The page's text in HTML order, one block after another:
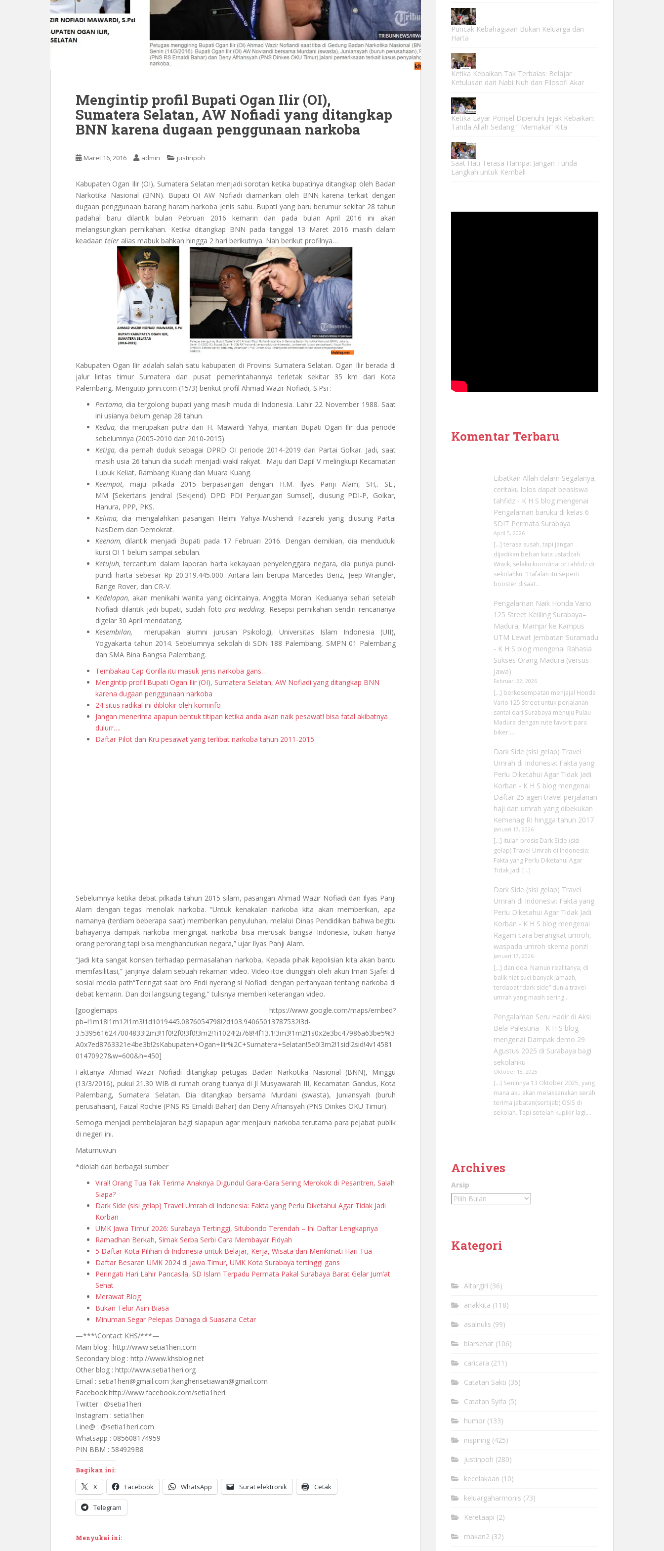
Mengintip profil Bupati Ogan Ilir (OI),
Sumatera Selatan, AW Nofiadi yang ditangkap
BNN karena dugaan penggunaan narkoba
Maret 16, 2016 admin justinpoh
Kabupaten Ogan Ilir (OI), Sumatera Selatan menjadi sorotan ketika bupatinya ditangkap oleh Badan
Narkotika Nasional (BNN). Bupati OI AW Nofiadi diamankan oleh BNN karena terkait dengan
dugaan penggunaan barang haram narkoba jenis sabu. Bupati yang baru berumur sekitar 28 tahun
padahal baru dilantik bulan Pebruari 2016 kemarin dan pada bulan April 2016 ini akan
melangsungkan pernikahan. Ketika ditangkap BNN pada tanggal 13 Maret 2016 masih dalam
keadaan teler alias mabuk bahkan hingga 2 hari berikutnya. Nah berikut profilnya…
Kabupaten Ogan Ilir adalah salah satu kabupaten di Provinsi Sumatera Selatan. Ogan Ilir berada di
jalur lintas timur Sumatera dan pusat pemerintahannya terletak sekitar 35 km dari Kota
Palembang. Mengutip jpnn.com (15/3) berikut profil Ahmad Wazir Nofiadi, S.Psi :
Pertama, dia tergolong bupati yang masih muda di Indonesia. Lahir 22 November 1988. Saat
ini usianya belum genap 28 tahun.
Kedua, dia merupakan putra dari H. Mawardi Yahya, mantan Bupati Ogan Ilir dua periode
sebelumnya (2005-2010 dan 2010-2015).
Ketiga, dia pernah duduk sebagai DPRD OI periode 2014-2019 dari Partai Golkar. Jadi, saat
masih usia 26 tahun dia sudah menjadi wakil rakyat. Maju dari Dapil V melingkupi Kecamatan
Lubuk Keliat, Rambang Kuang dan Muara Kuang.
Keempat, maju pilkada 2015 berpasangan dengan H.M. Ilyas Panji Alam, SH,. SE.,
MM [Sekertaris jendral (Sekjend) DPD PDI Perjuangan Sumsel], diusung PDI-P, Golkar,
Hanura, PPP, PKS.
Kelima, dia mengalahkan pasangan Helmi Yahya-Mushendi Fazareki yang diusung Partai
NasDem dan Demokrat.
Keenam, dilantik menjadi Bupati pada 17 Februari 2016. Dengan demikian, dia menduduki
kursi OI 1 belum sampai sebulan.
Ketujuh, tercantum dalam laporan harta kekayaan penyelenggara negara, dia punya pundi-
pundi harta sebesar Rp 20.319.445.000. Antara lain berupa Marcedes Benz, Jeep Wrangler,
Range Rover, dan CR-V.
Kedelapan, akan menikahi wanita yang dicintainya, Anggita Moran. Keduanya sehari setelah
Nofiadi dilantik jadi bupati, sudah foto pra wedding. Resepsi pernikahan sendiri rencananya
digelar 30 April mendatang.
Kesembilan, merupakan alumni jurusan Psikologi, Universitas Islam Indonesia (UII),
Yogyakarta tahun 2014. Sebelumnya sekolah di SDN 188 Palembang, SMPN 01 Palembang
dan SMA Bina Bangsa Palembang.
Tembakau Cap Gorilla itu masuk jenis narkoba gans…
Mengintip profil Bupati Ogan Ilir (OI), Sumatera Selatan, AW Nofiadi yang ditangkap BNN
karena dugaan penggunaan narkoba
24 situs radikal ini diblokir oleh kominfo
Jangan menerima apapun bentuk titipan ketika anda akan naik pesawat! bisa fatal akibatnya
dulurr….
Daftar Pilot dan Kru pesawat yang terlibat narkoba tahun 2011-2015
Sebelumnya ketika debat pilkada tahun 2015 silam, pasangan Ahmad Wazir Nofiadi dan Ilyas Panji
Alam dengan tegas menolak narkoba. “Untuk kenakalan narkoba kita akan memberikan, apa
namanya (terdiam beberapa saat) memberikan penyuluhan, melalui Dinas Pendidikan bahwa begitu
bahayanya dampak narkoba mengingat narkoba bisa merusak bangsa Indonesia, bukan hanya
orang perorang tapi bisa menghancurkan negara,” ujar Ilyas Panji Alam.
“Jadi kita sangat konsen terhadap permasalahan narkoba, Kepada pihak kepolisian kita akan bantu
memfasilitasi,” janjinya dalam sebuah rekaman video. Video itoe diunggah oleh akun Iman Sjafei di
sosial media path“Teringat saat bro Endi nyerang si Nofiadi dengan pertanyaan tentang narkoba di
debat kemarin. Dan doi langsung tegang,” tulisnya memberi keterangan video.
[googlemaps https://www.google.com/maps/embed?
pb=!1m18!1m12!1m3!1d1019445.0876054798!2d103.94065013787532!3d-
3.5395616247004833!2m3!1f0!2f0!3f0!3m2!1i1024!2i768!4f13.1!3m3!1m2!1s0x2e3bc47986a63be5%3
A0x7ed8763321e4be3b!2sKabupaten+Ogan+Ilir%2C+Sumatera+Selatan!5e0!3m2!1sid!2sid!4v14581
01470927&w=600&h=450]
Faktanya Ahmad Wazir Nofiadi ditangkap petugas Badan Narkotika Nasional (BNN), Minggu
(13/3/2016), pukul 21.30 WIB di rumah orang tuanya di Jl Musyawarah III, Kecamatan Gandus, Kota
Palembang, Sumatera Selatan. Dia ditangkap bersama Murdani (swasta), Juniansyah (buruh
perusahaan), Faizal Rochie (PNS RS Ernaldi Bahar) dan Deny Afriansyah (PNS Dinkes OKU Timur).
Semoga menjadi pembelajaran bagi siapapun agar menjauhi narkoba terutama para pejabat publik
di negeri ini.
Maturnuwun
*diolah dari berbagai sumber
Viral! Orang Tua Tak Terima Anaknya Digundul Gara-Gara Sering Merokok di Pesantren, Salah
Siapa?
Dark Side (sisi gelap) Travel Umrah di Indonesia: Fakta yang Perlu Diketahui Agar Tidak Jadi
Korban
UMK Jawa Timur 2026: Surabaya Tertinggi, Situbondo Terendah – Ini Daftar Lengkapnya
Ramadhan Berkah, Simak Serba Serbi Cara Membayar Fidyah
5 Daftar Kota Pilihan di Indonesia untuk Belajar, Kerja, Wisata dan Menikmati Hari Tua
Daftar Besaran UMK 2024 di Jawa Timur, UMK Kota Surabaya tertinggi gans
Peringati Hari Lahir Pancasila, SD Islam Terpadu Permata Pakal Surabaya Barat Gelar Jum’at
Sehat
Merawat Blog
Bukan Telur Asin Biasa
Minuman Segar Pelepas Dahaga di Suasana Cetar
—***\Contact KHS/***—
Main blog : http://www.setia1heri.com
Secondary blog : http://www.khsblog.net
Other blog : http://www.setia1heri.org
Email : setia1heri@gmail.com ;kangherisetiawan@gmail.com
Facebook:http://www.facebook.com/setia1heri
Twitter : @setia1heri
Instagram : setia1heri
Line@ : @setia1heri.com
Whatsapp : 085608174959
PIN BBM : 584929B8
Bagikan ini:
X Facebook WhatsApp Surat elektronik Cetak
Telegram
Menyukai ini:
Puncak Kebahagiaan Bukan Keluarga dan
Harta
Ketika Kebaikan Tak Terbalas: Belajar
Ketulusan dari Nabi Nuh dan Filosofi Akar
Ketika Layar Ponsel Dipenuhi Jejak Kebaikan:
Tanda Allah Sedang “ Memakai” Kita
Saat Hati Terasa Hampa: Jangan Tunda
Langkah untuk Kembali
Komentar Terbaru
Libatkan Allah dalam Segalanya,
ceritaku lolos dapat beasiswa
tahfidz - K H S blogmengenai
Pengalaman baruku di kelas 6
SDIT Permata Surabaya
April 5, 2026
[…] terasa susah, tapi jangan
dijadikan beban kata ustadzah
Wiwik, selaku koordinator tahfidz di
sekolahku. “Hafalan itu seperti
booster disaat…
Pengalaman Naik Honda Vario
125 Street Keliling Surabaya–
Madura, Mampir ke Kampus
UTM Lewat Jembatan Suramadu
- K H S blogmengenai Rahasia
Sukses Orang Madura (versus
Jawa)
Februari 22, 2026
[…] berkesempatan menjajal Honda
Vario 125 Street untuk perjalanan
santai dari Surabaya menuju Pulau
Madura dengan rute favorit para
biker:…
Dark Side (sisi gelap) Travel
Umrah di Indonesia: Fakta yang
Perlu Diketahui Agar Tidak Jadi
Korban - K H S blogmengenai
Daftar 25 agen travel perjalanan
haji dan umrah yang dibekukan
Kemenag RI hingga tahun 2017
Januari 17, 2026
[…] itulah brosis Dark Side (sisi
gelap) Travel Umrah di Indonesia:
Fakta yang Perlu Diketahui Agar
Tidak Jadi […]
Dark Side (sisi gelap) Travel
Umrah di Indonesia: Fakta yang
Perlu Diketahui Agar Tidak Jadi
Korban - K H S blogmengenai
Ragam cara berangkat umroh,
waspada umroh skema ponzi
Januari 17, 2026
[…] dan doa. Namun realitanya, di
balik niat suci banyak jamaah,
terdapat “dark side” dunia travel
umrah yang masih sering…
Pengalaman Seru Hadir di Aksi
Bela Palestina - K H S blog
mengenai Dampak demo 29
Agustus 2025 di Surabaya bagi
sekolahku
Oktober 18, 2025
[…] Seninnya 13 Oktober 2025, yang
mana aku akan melaksanakan serah
terima jabatan(sertijab) OSIS di
sekolah. Tapi setelah kupikir lagi,…
Archives
Arsip
Kategori
Altargiri (36)
anakkita (118)
asalnulis (99)
biarsehat (106)
caricara (211)
Catatan Sakti (35)
Catatan Syifa (5)
humor (133)
inspiring (425)
justinpoh (280)
kecelakaan (10)
keluargaharmonis (73)
Keretaapi (2)
makan2 (32)